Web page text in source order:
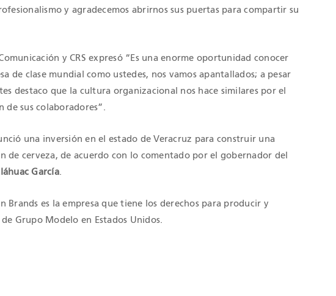
y agradecemos abrirnos sus puertas para compartir su
y CRS expresó “Es una enorme oportunidad conocer
de clase mundial como ustedes, nos vamos apantallados; a pesar
destaco que la cultura organizacional nos hace similares por el
de sus colaboradores”.
una inversión en el estado de Veracruz para construir una
de cerveza, de acuerdo con lo comentado por el gobernador del
García.
Brands es la empresa que tiene los derechos para producir y
Grupo Modelo en Estados Unidos.